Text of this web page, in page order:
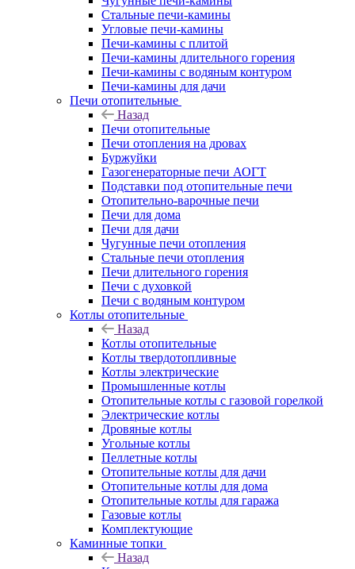
Стальные печи-камины
Угловые печи-камины
Печи-камины с плитой
Печи-камины длительного горения
Печи-камины с водяным контуром
Печи-камины для дачи
Печи отопительные
Назад
Печи отопительные
Печи отопления на дровах
Буржуйки
Газогенераторные печи АОГТ
Подставки под отопительные печи
Отопительно-варочные печи
Печи для дома
Печи для дачи
Чугунные печи отопления
Стальные печи отопления
Печи длительного горения
Печи с духовкой
Печи с водяным контуром
Котлы отопительные
Назад
Котлы отопительные
Котлы твердотопливные
Котлы электрические
Промышленные котлы
Отопительные котлы с газовой горелкой
Электрические котлы
Дровяные котлы
Угольные котлы
Пеллетные котлы
Отопительные котлы для дачи
Отопительные котлы для дома
Отопительные котлы для гаража
Газовые котлы
Комплектующие
Каминные топки
Назад